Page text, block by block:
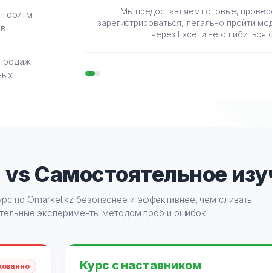
Мы предоставляем готовые,
зарегистрироваться, легально пройти
через Excel и не ошибиться
vs Самостоятельное
по Omarket.kz безопаснее и эффективнее, чем сливать
эксперименты методом проб и ошибок.
Курс с наставником